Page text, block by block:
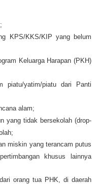
KPS/KKS/KIP yang belum
Keluarga Harapan (PKH)
piatu/yatim/piatu dari Panti
alam;
yang tidak bersekolah (drop-
miskin yang terancam putus
khusus lainnya
orang tua PHK, di daerah